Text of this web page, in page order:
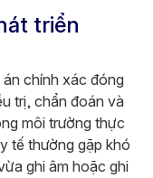
triển
chính xác đóng
trị, chẩn đoán và
môi trường thực
tế thường gặp khó
ghi âm hoặc ghi